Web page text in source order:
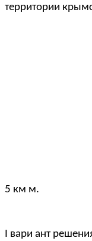
территории
5 км м.
I вари ант